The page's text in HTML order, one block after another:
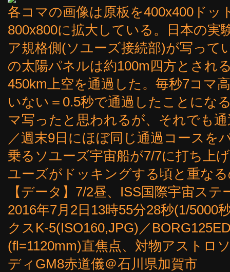
各コマの画像は原板を400x400ド
800x800に拡大している。日本の実
ア規格側(ソユーズ接続部)が写って
の太陽パネルは約100m四方とされ
450km上空を通過した。毎秒7コマ
いない＝0.5秒で通過したことにな
マ写ったと思われるが、それでも
／週末9日にほぼ同じ通過コースを
乗るソユーズ宇宙船が7/7に打ち上
ユーズがドッキングする頃と重な
【データ】7/2昼、ISS国際宇宙ス
2016年7月2日13時55分28秒(1/5000
クスK-5(ISO160,JPG)／
(fl=1120mm)直焦点、対物アストロ
ディGM8赤道儀＠石川県加賀市